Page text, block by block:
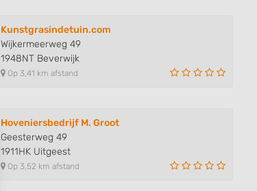
Kunstgrasindetuin.com
Wijkermeerweg 49
1948NT Beverwijk
Op 3,41 km afstand
Hoveniersbedrijf M. Groot
Geesterweg 49
1911HK Uitgeest
Op 3,52 km afstand